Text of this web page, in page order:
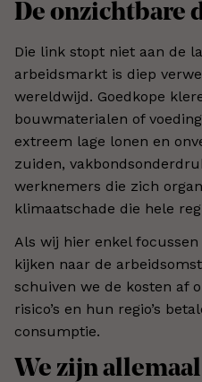
De onzichtbare
Die link stopt niet aan de
arbeidsmarkt is diep
wereldwijd. Goedkope
bouwmaterialen of
extreem lage lonen en
zuiden,
werknemers die zich
klimaatschade die hele
Als wij hier enkel
kijken naar de
schuiven we de kosten af
risico’s en hun regio’s
consumptie.
We zijn